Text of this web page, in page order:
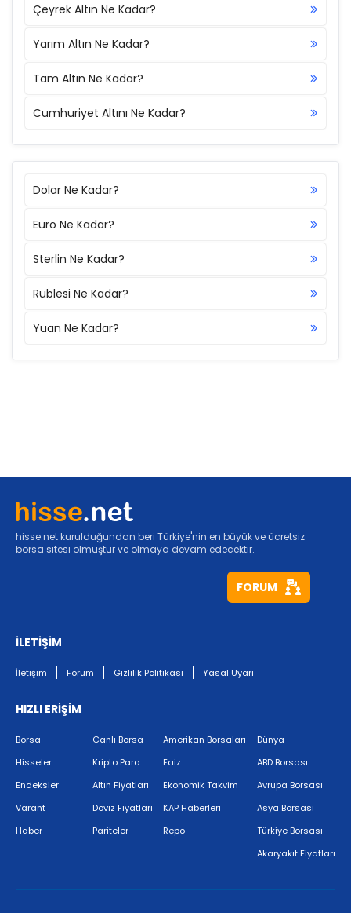
Çeyrek Altın Ne Kadar?
Yarım Altın Ne Kadar?
Tam Altın Ne Kadar?
Cumhuriyet Altını Ne Kadar?
Dolar Ne Kadar?
Euro Ne Kadar?
Sterlin Ne Kadar?
Rublesi Ne Kadar?
Yuan Ne Kadar?
hisse.net kurulduğundan beri Türkiye'nin en büyük ve ücretsiz
borsa sitesi olmuştur ve olmaya devam edecektir.
FORUM
İLETİŞİM
İletişim Forum Gizlilik Politikası Yasal Uyarı
HIZLI ERİŞİM
Borsa
Hisseler
Endeksler
Varant
Haber
Canlı Borsa
Kripto Para
Altın Fiyatları
Döviz Fiyatları
Pariteler
Amerikan Borsaları
Faiz
Ekonomik Takvim
KAP Haberleri
Repo
Dünya
ABD Borsası
Avrupa Borsası
Asya Borsası
Türkiye Borsası
Akaryakıt Fiyatları